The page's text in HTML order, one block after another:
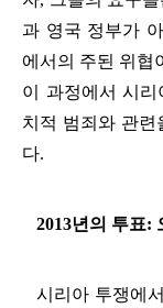
과 영국 정부가
에서의 주된 위협
이 과정에서 시
치적 범죄와 관련
다.
2013년의 투표:
시리아 투쟁에